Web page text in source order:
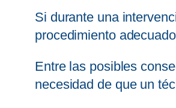
Si durante una
procedimiento
Entre las posibles
necesidad de que un